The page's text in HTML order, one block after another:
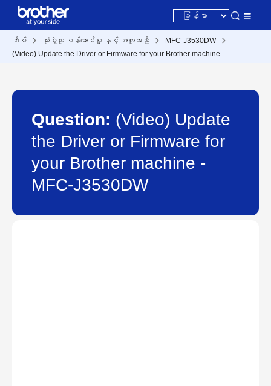
အိမ် သုံးစွဲသူ ဝန်ဆောင်မှု နှင့် အကူအညီ
MFC-J3530DW
(Video) Update the Driver or Firmware for your Brother machine
Question: (Video) Update
the Driver or Firmware for
your Brother machine -
MFC-J3530DW